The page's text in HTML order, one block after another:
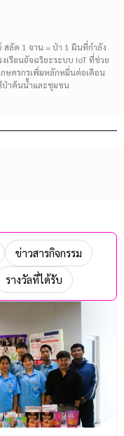
สลัด 1 จาน = ป่า 1 ผืนที่กำลัง
เรือนอัจฉริยะระบบ IoT ที่ช่วย
ษตรกรเพิ่มหลักหมื่นต่อเดือน
ป่าต้นน้ำและชุมชน
ข่าวสารกิจกรรม
รางวัลที่ได้รับ